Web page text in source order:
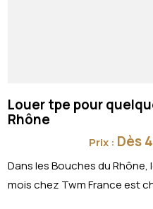
Louer tpe pour
Rhône
Prix : Dès
Dans les Bouches du
mois chez Twm France est